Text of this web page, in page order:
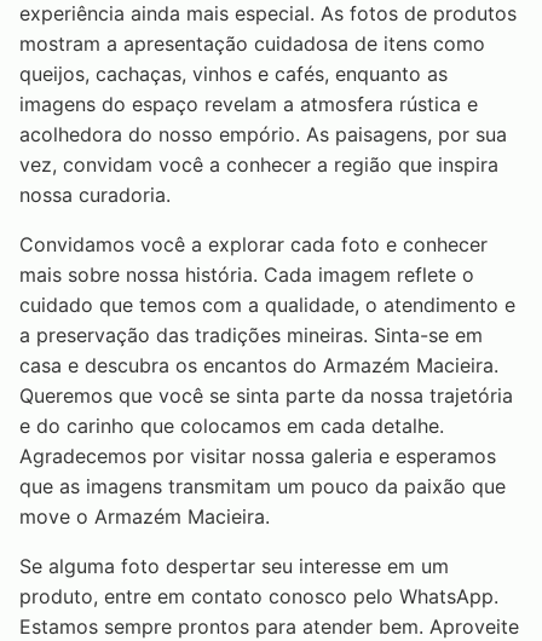
experiência ainda mais especial. As fotos de produtos
mostram a apresentação cuidadosa de itens como
queijos, cachaças, vinhos e cafés, enquanto as
imagens do espaço revelam a atmosfera rústica e
acolhedora do nosso empório. As paisagens, por sua
vez, convidam você a conhecer a região que inspira
nossa curadoria.
Convidamos você a explorar cada foto e conhecer
mais sobre nossa história. Cada imagem reflete o
cuidado que temos com a qualidade, o atendimento e
a preservação das tradições mineiras. Sinta-se em
casa e descubra os encantos do Armazém Macieira.
Queremos que você se sinta parte da nossa trajetória
e do carinho que colocamos em cada detalhe.
Agradecemos por visitar nossa galeria e esperamos
que as imagens transmitam um pouco da paixão que
move o Armazém Macieira.
Se alguma foto despertar seu interesse em um
produto, entre em contato conosco pelo WhatsApp.
Estamos sempre prontos para atender bem. Aproveite